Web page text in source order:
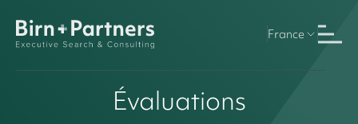
France
Évaluations